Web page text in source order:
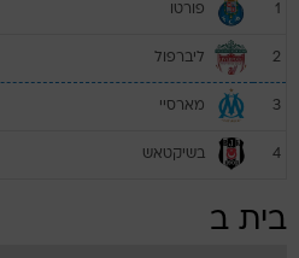
1 פורטו
2 ליברפול
3 מארסיי
4 בשיקטאש
בית ב